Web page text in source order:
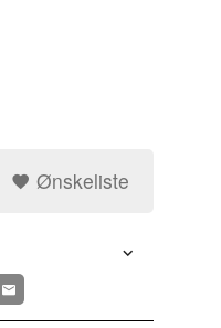
Ønskeliste